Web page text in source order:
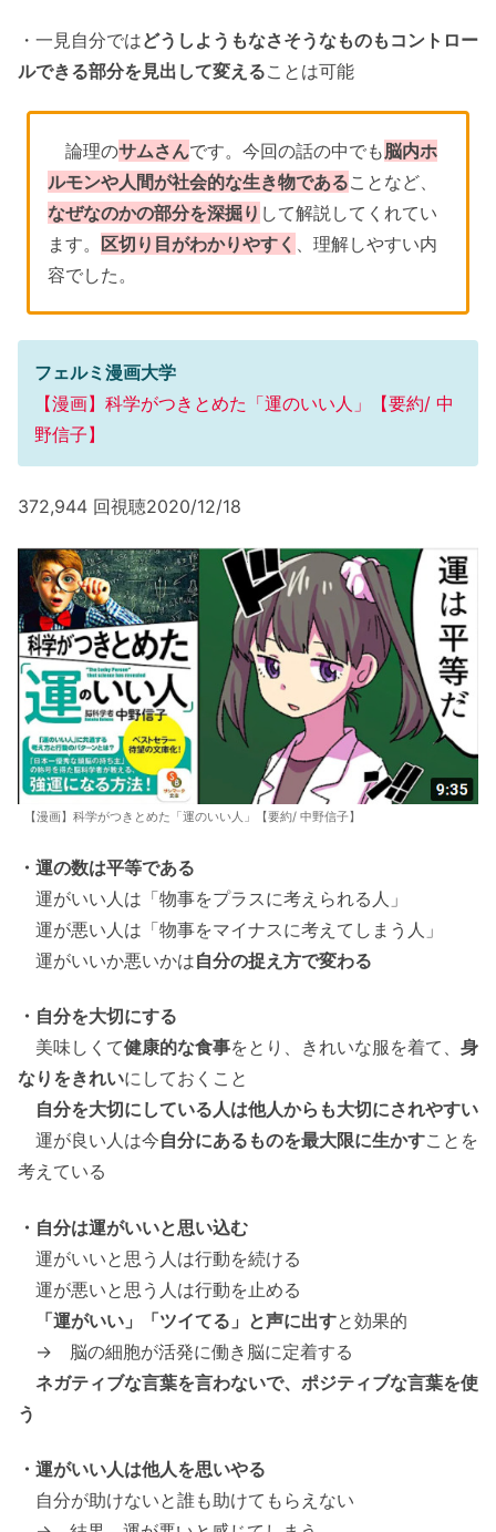
・一見自分ではどうしようもなさそうなものもコントロー
ルできる部分を見出して変えることは可能
論理のサムさんです。今回の話の中でも脳内ホ
ルモンや人間が社会的な生き物であることなど、
なぜなのかの部分を深掘り して解説してくれてい
ます。 区切り目がわかりやすく 、理解しやすい内
容でした。
フェルミ漫画大学
【漫画】科学がつきとめた「運のいい人」【要約/ 中
野信子】
372,944 回視聴2020/12/18
【漫画】科学がつきとめた「運のいい人」【要約/ 中野信子】
・運の数は平等である
運がいい人は「物事をプラスに考えられる人」
運が悪い人は「物事をマイナスに考えてしまう人」
運がいいか悪いかは自分の捉え方で変わる
・自分を大切にする
美味しくて健康的な食事をとり、きれいな服を着て、 身
なりをきれいにしておくこと
自分を大切にしている人は他人からも大切にされやすい
運が良い人は今自分にあるものを最大限に生かすことを
考えている
・自分は運がいいと思い込む
運がいいと思う人は行動を続ける
運が悪いと思う人は行動を止める
「運がいい」「ツイてる」と声に出すと効果的
→ 脳の細胞が活発に働き脳に定着する
ネガティブな言葉を言わないで、ポジティブな言葉を使
う
・運がいい人は他人を思いやる
自分が助けないと誰も助けてもらえない